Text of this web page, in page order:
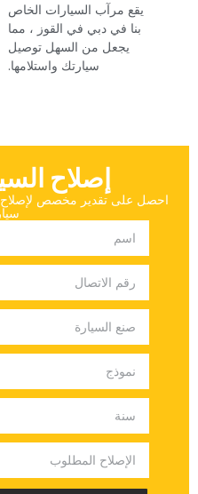
‏يقع مرآب السيارات الخاص
بنا في دبي في القوز ، مما
يجعل من السهل توصيل
سيارتك واستلامها.‏
إصلاح
‏احصل على تقدير مخصص لإصلاح